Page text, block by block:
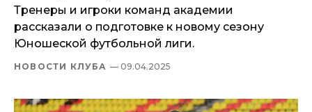
Тренеры и игроки команд академии
рассказали о подготовке к новому сезону
Юношеской футбольной лиги.
НОВОСТИ КЛУБА — 09.04.2025